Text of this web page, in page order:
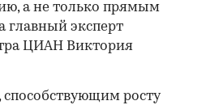
а не только прямым
главный эксперт
ЦИАН Виктория
росту